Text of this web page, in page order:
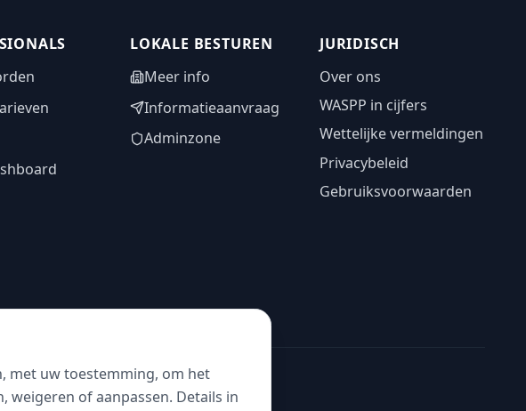
LOKALE BESTUREN
Meer info
Informatieaanvraag
Adminzone
JURIDISCH
Over ons
WASPP in cijfers
Wettelijke vermeldingen
Privacybeleid
Gebruiksvoorwaarden
met uw toestemming, om het
weigeren of aanpassen. Details in